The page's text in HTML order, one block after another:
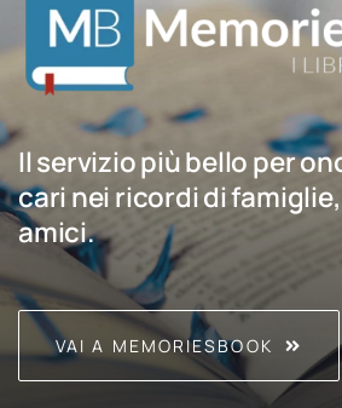
Il servizio più bello per
cari nei ricordi di
amici.
VAI A MEMORIESBOOK